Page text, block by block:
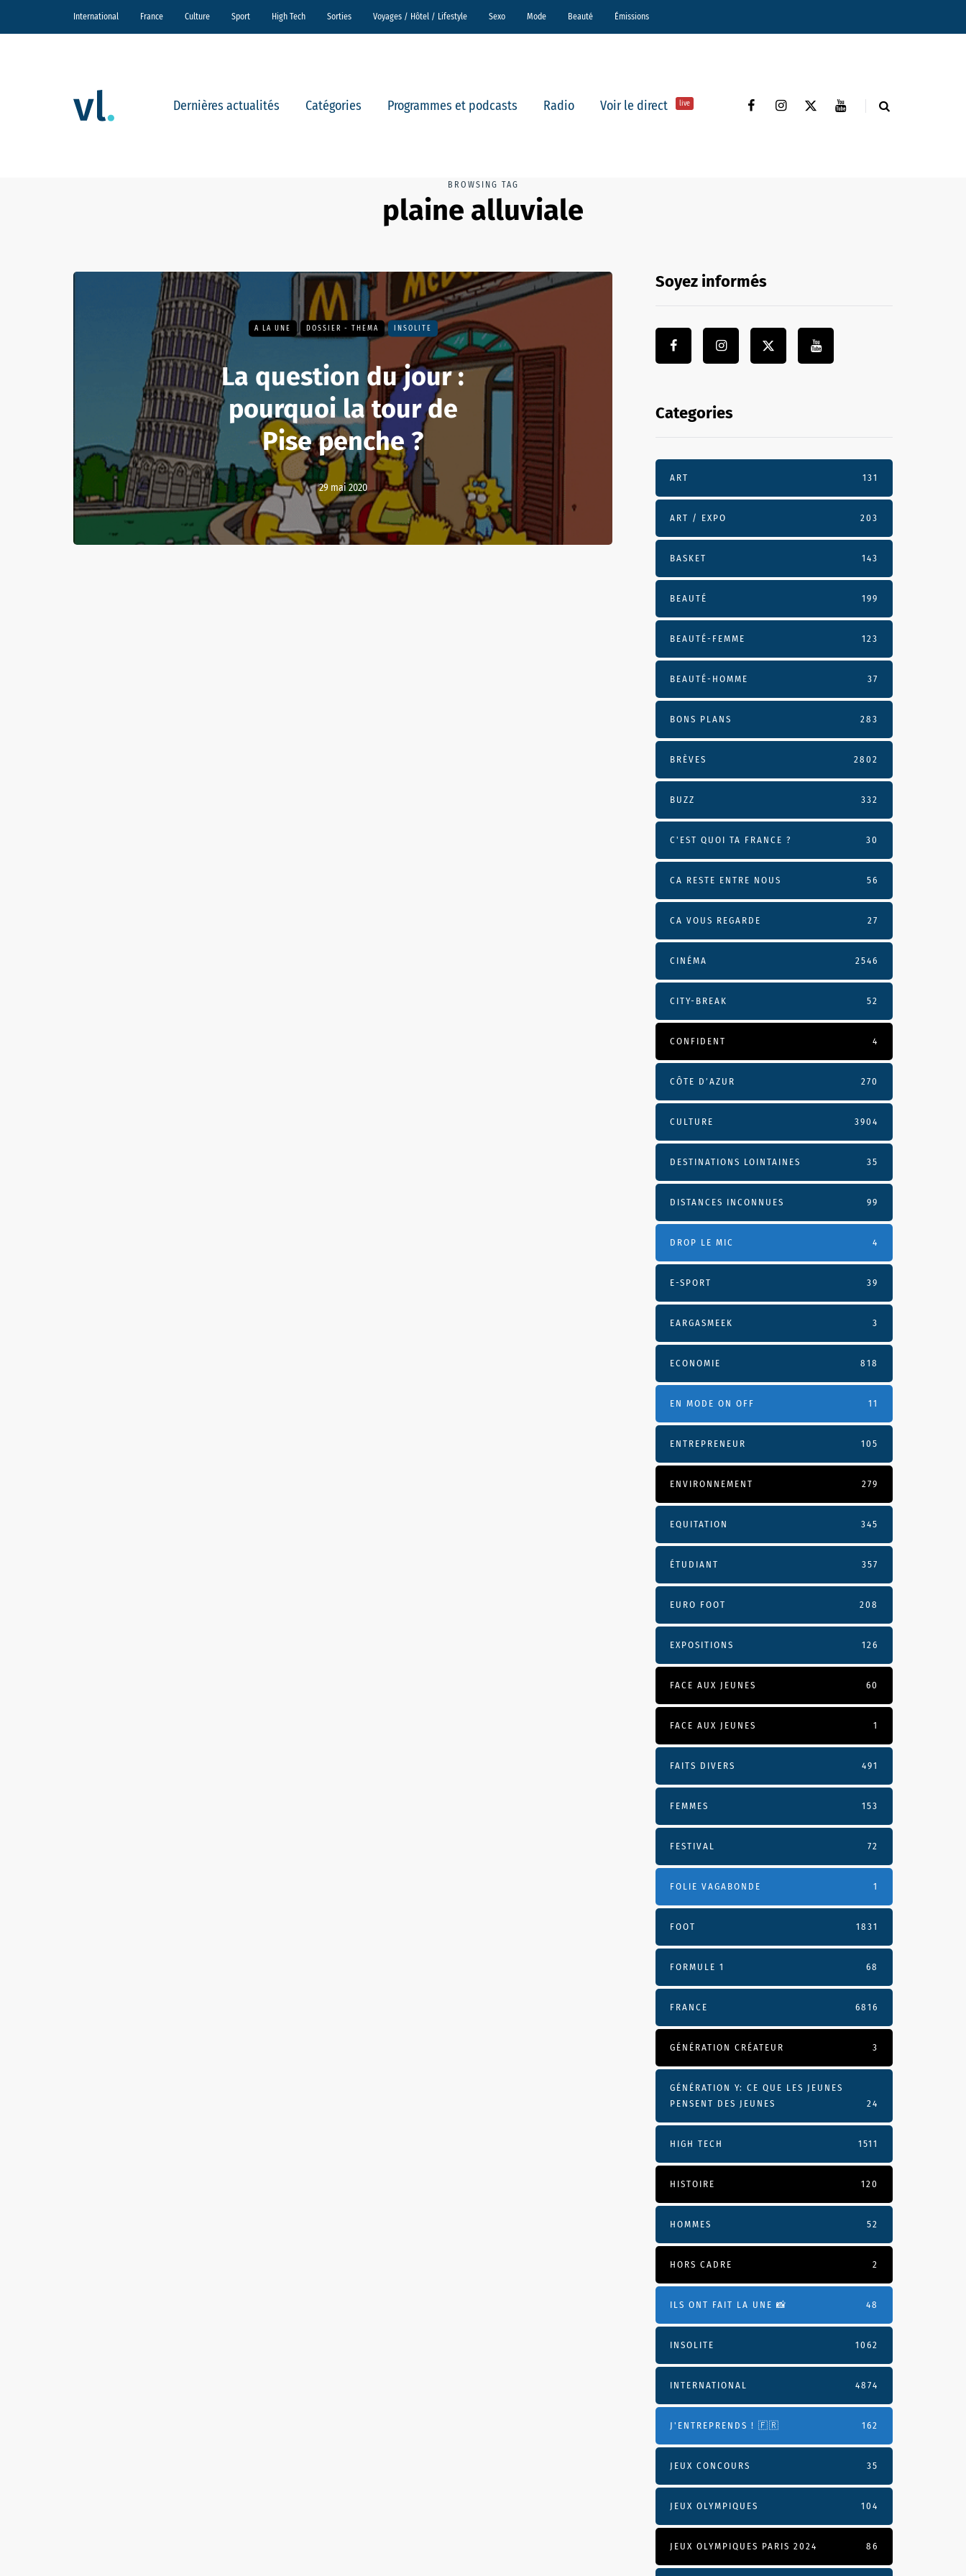
International France Culture Sport High Tech Sorties Voyages / Hôtel / Lifestyle Sexo Mode Beauté Émissions
Dernières actualités Catégories Programmes et podcasts Radio Voir le direct live
BROWSING TAG
plaine alluviale
A LA UNE DOSSIER - THEMA INSOLITE
La question du jour :
pourquoi la tour de
Pise penche ?
29 mai 2020
Soyez informés
Categories
ART 131
ART / EXPO 203
BASKET 143
BEAUTÉ 199
BEAUTÉ-FEMME 123
BEAUTÉ-HOMME 37
BONS PLANS 283
BRÈVES 2802
BUZZ 332
C'EST QUOI TA FRANCE ? 30
CA RESTE ENTRE NOUS 56
CA VOUS REGARDE 27
CINÉMA 2546
CITY-BREAK 52
CONFIDENT 4
CÔTE D’AZUR 270
CULTURE 3904
DESTINATIONS LOINTAINES 35
DISTANCES INCONNUES 99
DROP LE MIC 4
E-SPORT 39
EARGASMEEK 3
ECONOMIE 818
EN MODE ON OFF 11
ENTREPRENEUR 105
ENVIRONNEMENT 279
EQUITATION 345
ÉTUDIANT 357
EURO FOOT 208
EXPOSITIONS 126
FACE AUX JEUNES 60
FACE AUX JEUNES 1
FAITS DIVERS 491
FEMMES 153
FESTIVAL 72
FOLIE VAGABONDE 1
FOOT 1831
FORMULE 1 68
FRANCE 6816
GÉNÉRATION CRÉATEUR 3
GÉNÉRATION Y: CE QUE LES JEUNES
PENSENT DES JEUNES
24
HIGH TECH 1511
HISTOIRE 120
HOMMES 52
HORS CADRE 2
ILS ONT FAIT LA UNE 📸 48
INSOLITE 1062
INTERNATIONAL 4874
J'ENTREPRENDS ! 🇫🇷 162
JEUX CONCOURS 35
JEUX OLYMPIQUES 104
JEUX OLYMPIQUES PARIS 2024 86